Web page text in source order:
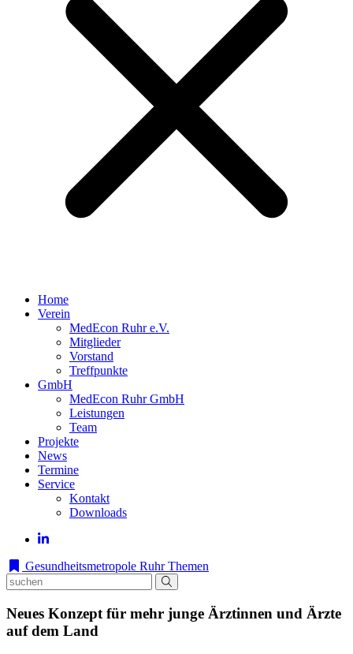
Home
Verein
MedEcon Ruhr e.V.
Mitglieder
Vorstand
Treffpunkte
GmbH
MedEcon Ruhr GmbH
Leistungen
Team
Projekte
News
Termine
Service
Kontakt
Downloads
Gesundheitsmetropole Ruhr Themen
Neues Konzept für mehr junge Ärztinnen und Ärzte
auf dem Land